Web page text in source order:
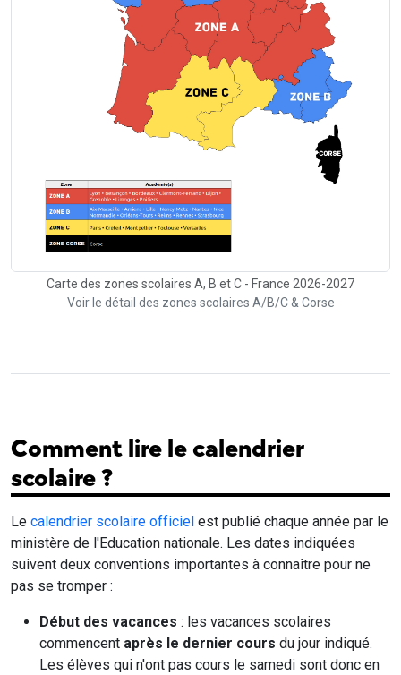
Carte des zones scolaires A, B et C - France 2026-2027
Voir le détail des zones scolaires A/B/C & Corse
Comment lire le calendrier
scolaire ?
Le calendrier scolaire officiel est publié chaque année par le
ministère de l'Education nationale. Les dates indiquées
suivent deux conventions importantes à connaître pour ne
pas se tromper :
Début des vacances : les vacances scolaires
commencent après le dernier cours du jour indiqué.
Les élèves qui n'ont pas cours le samedi sont donc en